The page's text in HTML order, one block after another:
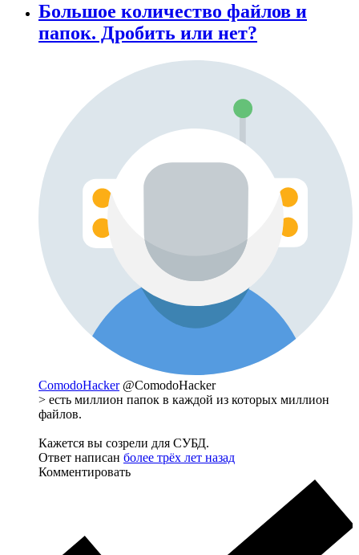
Большое количество файлов и
папок. Дробить или нет?
ComodoHacker @ComodoHacker
> есть миллион папок в каждой из которых миллион
файлов.
Кажется вы созрели для СУБД.
Ответ написан более трёх лет назад
Комментировать